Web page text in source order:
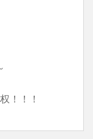
！！！